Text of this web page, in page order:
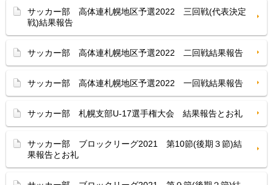
サッカー部 高体連札幌地区予選2022 三回戦(代表決定
戦)結果報告
サッカー部 高体連札幌地区予選2022 二回戦結果報告
サッカー部 高体連札幌地区予選2022 一回戦結果報告
サッカー部 札幌支部U-17選手権大会 結果報告とお礼
サッカー部 ブロックリーグ2021 第10節(後期３節)結
果報告とお礼